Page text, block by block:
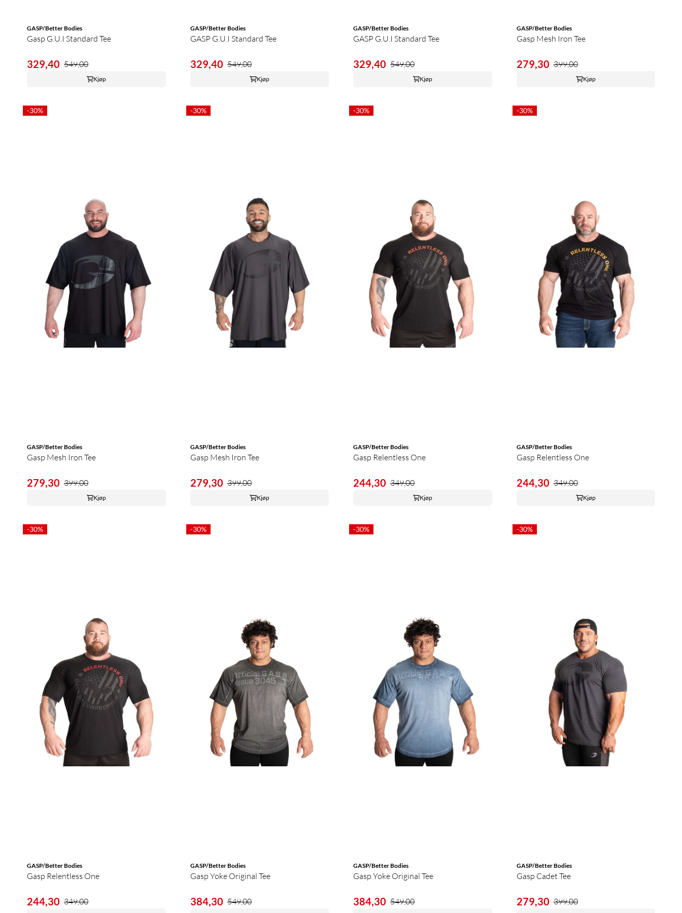
GASP/Better Bodies
Gasp G.U.I Standard Tee
329,40 549,00
Kjøp
GASP/Better Bodies
GASP G.U.I Standard Tee
329,40 549,00
Kjøp
GASP/Better Bodies
GASP G.U.I Standard Tee
329,40 549,00
Kjøp
GASP/Better Bodies
Gasp Mesh Iron Tee
279,30 399,00
Kjøp
-30%
GASP/Better Bodies
Gasp Mesh Iron Tee
279,30 399,00
Kjøp
-30%
GASP/Better Bodies
Gasp Mesh Iron Tee
279,30 399,00
Kjøp
-30%
GASP/Better Bodies
Gasp Relentless One
244,30 349,00
Kjøp
-30%
GASP/Better Bodies
Gasp Relentless One
244,30 349,00
Kjøp
-30%
GASP/Better Bodies
Gasp Relentless One
244,30 349,00
-30%
GASP/Better Bodies
Gasp Yoke Original Tee
384,30 549,00
-30%
GASP/Better Bodies
Gasp Yoke Original Tee
384,30 549,00
-30%
GASP/Better Bodies
Gasp Cadet Tee
279,30 399,00